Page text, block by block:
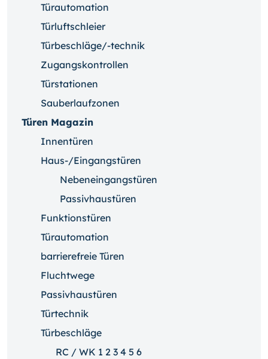
Türautomation
Türluftschleier
Türbeschläge/-technik
Zugangskontrollen
Türstationen
Sauberlaufzonen
Türen Magazin
Innentüren
Haus-/Eingangstüren
Nebeneingangstüren
Passivhaustüren
Funktionstüren
Türautomation
barrierefreie Türen
Fluchtwege
Passivhaustüren
Türtechnik
Türbeschläge
RC / WK 1 2 3 4 5 6